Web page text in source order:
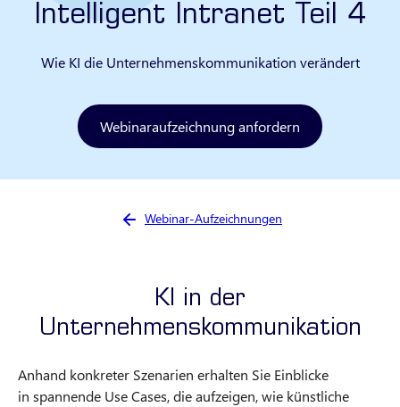
Intelligent Intranet Teil 4
Wie KI die Unternehmenskommunikation verändert
Webinaraufzeichnung anfordern
Sie sind hier:
Webinar-Aufzeichnungen
KI in der
Unternehmenskommunikation
Anhand konkreter Szenarien erhalten Sie Einblicke
in spannende Use Cases, die aufzeigen, wie künstliche